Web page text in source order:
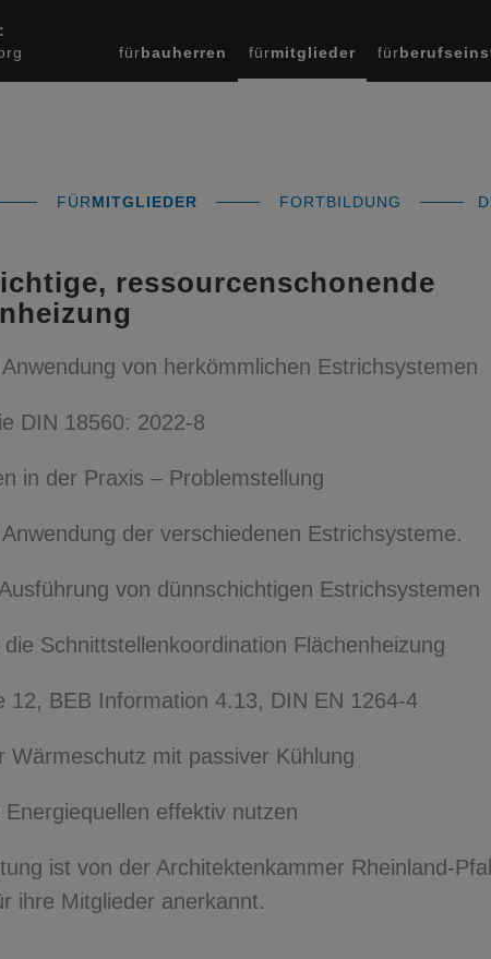
:
fürbauherren fürmitglieder für
FÜRMITGLIEDER FORTBILDUNG
ressourcenschonende
von herkömmlichen Estrichsystemen
DIN 18560: 2022-8
in der Praxis – Problemstellung
der verschiedenen Estrichsysteme.
von dünnschichtigen Estrichsystemen
Schnittstellenkoordination Flächenheizung
12, BEB Information 4.13, DIN EN 1264-4
Wärmeschutz mit passiver Kühlung
Energiequellen effektiv nutzen
ist von der Architektenkammer Rheinland-
ihre Mitglieder anerkannt.